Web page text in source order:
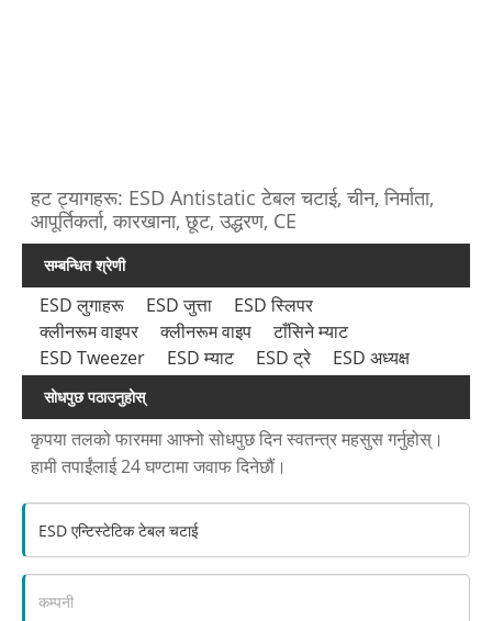
हट ट्यागहरू: ESD Antistatic टेबल चटाई, चीन, निर्माता,
आपूर्तिकर्ता, कारखाना, छूट, उद्धरण, CE
सम्बन्धित श्रेणी
ESD लुगाहरू ESD जुत्ता
ESD स्लिपर
क्लीनरूम वाइपर
क्लीनरूम वाइप
टाँसिने म्याट
ESD Tweezer
ESD म्याट ESD ट्रे ESD अध्यक्ष
सोधपुछ पठाउनुहोस्
कृपया तलको फारममा आफ्नो सोधपुछ दिन स्वतन्त्र महसुस गर्नुहोस्।
हामी तपाईंलाई 24 घण्टामा जवाफ दिनेछौं।